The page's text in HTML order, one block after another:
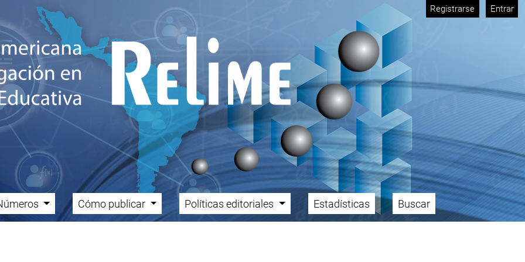
Registrarse Entrar
Cómo publicar Políticas editoriales Estadísticas Buscar